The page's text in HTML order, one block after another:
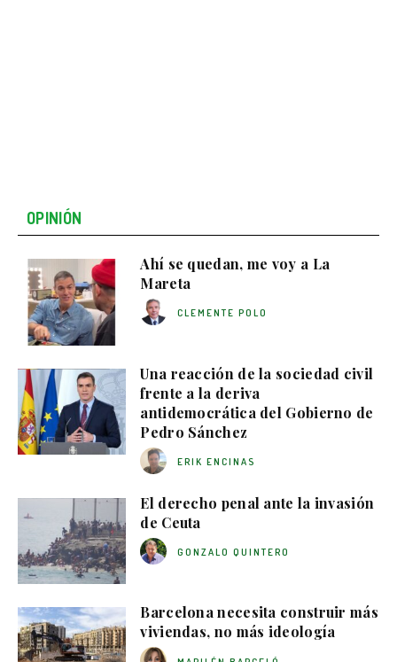
OPINIÓN
Ahí se quedan, me voy a La
Mareta
CLEMENTE POLO
Una reacción de la sociedad civil
frente a la deriva
antidemocrática del Gobierno de
Pedro Sánchez
ERIK ENCINAS
El derecho penal ante la invasión
de Ceuta
GONZALO QUINTERO
Barcelona necesita construir más
viviendas, no más ideología